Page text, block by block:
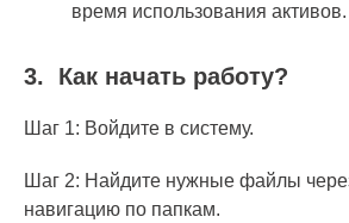
время использования активов.
3. Как начать работу?
Шаг 1: Войдите в систему.
Шаг 2: Найдите нужные файлы
навигацию по папкам.